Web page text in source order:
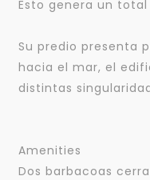
Esto genera un
Su predio presenta
hacia el mar, el
distintas
Amenities
Dos barbacoas